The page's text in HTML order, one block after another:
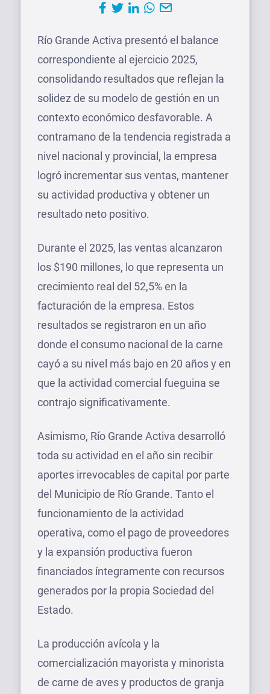
Río Grande Activa presentó el balance
correspondiente al ejercicio 2025,
consolidando resultados que reflejan la
solidez de su modelo de gestión en un
contexto económico desfavorable. A
contramano de la tendencia registrada a
nivel nacional y provincial, la empresa
logró incrementar sus ventas, mantener
su actividad productiva y obtener un
resultado neto positivo.
Durante el 2025, las ventas alcanzaron
los $190 millones, lo que representa un
crecimiento real del 52,5% en la
facturación de la empresa. Estos
resultados se registraron en un año
donde el consumo nacional de la carne
cayó a su nivel más bajo en 20 años y en
que la actividad comercial fueguina se
contrajo significativamente.
Asimismo, Río Grande Activa desarrolló
toda su actividad en el año sin recibir
aportes irrevocables de capital por parte
del Municipio de Río Grande. Tanto el
funcionamiento de la actividad
operativa, como el pago de proveedores
y la expansión productiva fueron
financiados íntegramente con recursos
generados por la propia Sociedad del
Estado.
La producción avícola y la
comercialización mayorista y minorista
de carne de aves y productos de granja